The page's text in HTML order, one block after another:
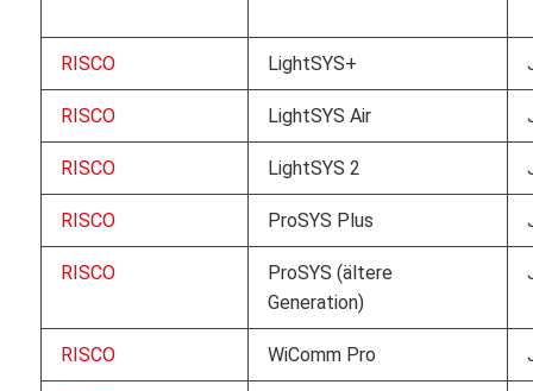
RISCO LightSYS+
RISCO LightSYS Air
RISCO LightSYS 2
RISCO ProSYS Plus
RISCO
ProSYS (ältere
Generation)
RISCO WiComm Pro